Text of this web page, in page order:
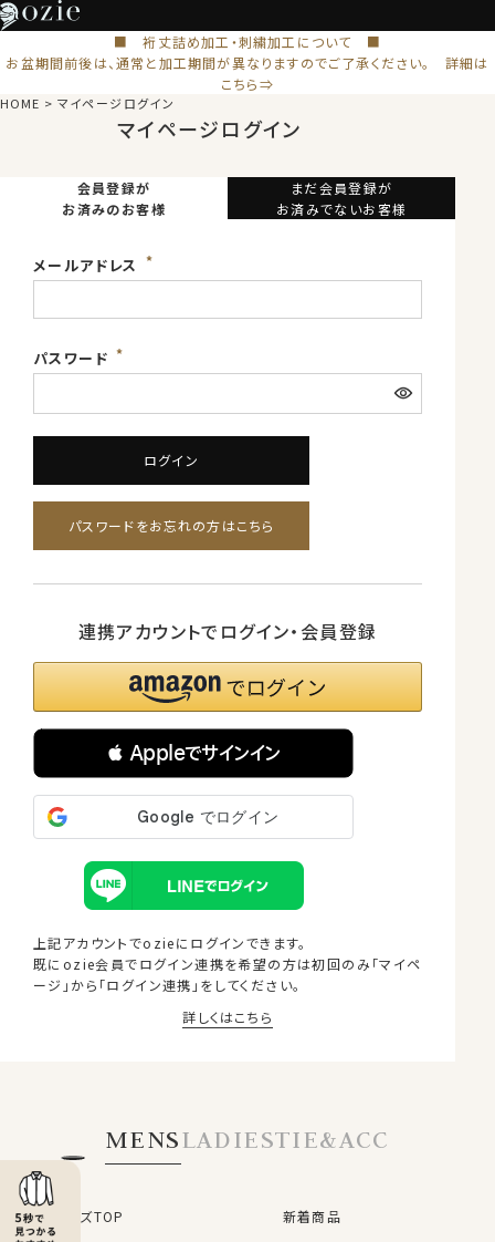
■ 裄丈詰め加工・刺繍加工について ■
お盆期間前後は、通常と加工期間が異なりますのでご了承ください。 詳細は
こちら⇒
HOME マイページログイン
マイページログイン
会員登録が
お済みのお客様
まだ会員登録が
お済みでないお客様
メールアドレス
パスワード
ログイン
パスワードをお忘れの方はこちら
連携アカウントでログイン・会員登録
 Appleでサインイン
上記アカウントでozieにログインできます。
既にozie会員でログイン連携を希望の方は初回のみ「マイペ
ージ」から「ログイン連携」をしてください。
詳しくはこちら
OZIE会員様だけの6つの特典
お買い物ごとに
1%分のポイント
購入商品の
レビューを書くと
MENSLADIESTIE&ACC
メンズTOP
新着商品